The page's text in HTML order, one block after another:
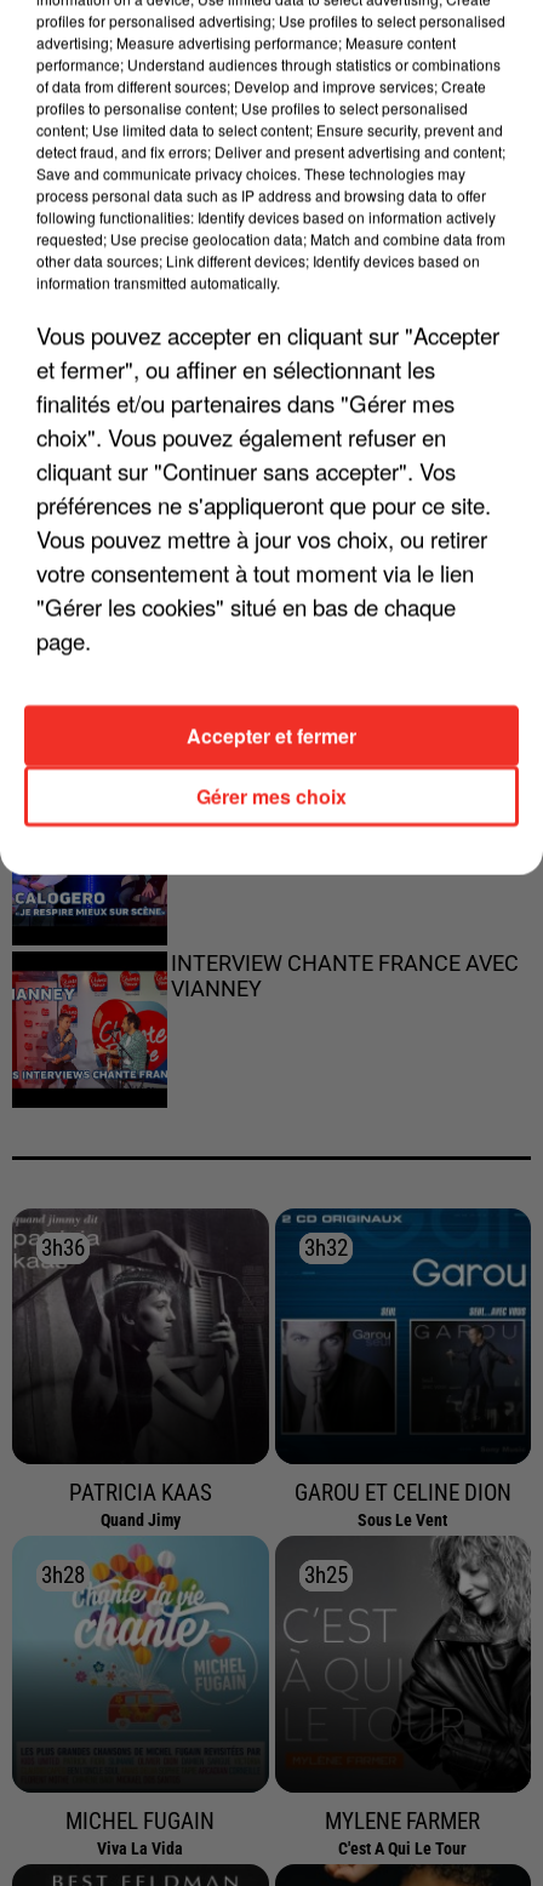
LES INTERVIEWS CHANTE
FRANCE
Voir plus
ENFOIRÉS"
"ON A TOUS LE TRAC"
"JE RESPIRE MIEUX SUR SCÈNE" -
CALOGERO
INTERVIEW CHANTE FRANCE AVEC
VIANNEY
3h36
3h36
PATRICIA KAAS
Quand Jimy
3h32
3h32
GAROU ET CELINE DION
Sous Le Vent
3h28
3h28
MICHEL FUGAIN
Viva La Vida
3h25
3h25
MYLENE FARMER
C'est A Qui Le Tour
profiles for personalised advertising; Use profiles to select personalised
advertising; Measure advertising performance; Measure content
performance; Understand audiences through statistics or combinations
of data from different sources; Develop and improve services; Create
profiles to personalise content; Use profiles to select personalised
content; Use limited data to select content; Ensure security, prevent and
detect fraud, and fix errors; Deliver and present advertising and content;
Save and communicate privacy choices. These technologies may
process personal data such as IP address and browsing data to offer
following functionalities: Identify devices based on information actively
requested; Use precise geolocation data; Match and combine data from
other data sources; Link different devices; Identify devices based on
information transmitted automatically.
Vous pouvez accepter en cliquant sur "Accepter
et fermer", ou affiner en sélectionnant les
finalités et/ou partenaires dans "Gérer mes
choix". Vous pouvez également refuser en
cliquant sur "Continuer sans accepter". Vos
préférences ne s'appliqueront que pour ce site.
Vous pouvez mettre à jour vos choix, ou retirer
votre consentement à tout moment via le lien
"Gérer les cookies" situé en bas de chaque
page.
Gérer mes choix
Accepter et fermer